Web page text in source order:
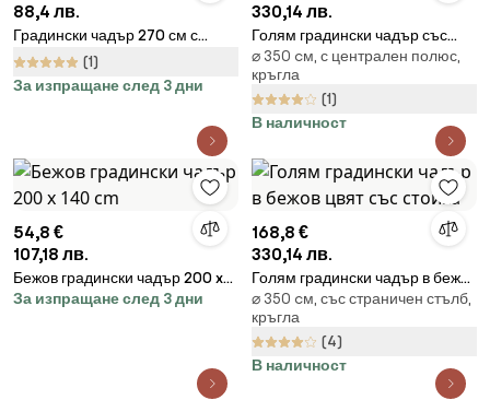
88,4 лв.
Градински чадър 270 см с
наклон Зелено
(1)
За изпращане след 3 дни
330,14 лв.
Голям градински чадър със
стойка FANGO
⌀ 350 cм, с централен полюс,
кръгла
(1)
В наличност
54,8 €
107,18 лв.
Бежов градински чадър 200 x
140 cm
За изпращане след 3 дни
168,8 €
330,14 лв.
Голям градински чадър в бежов
цвят със стойка
⌀ 350 cм, със страничен стълб,
кръгла
(4)
В наличност